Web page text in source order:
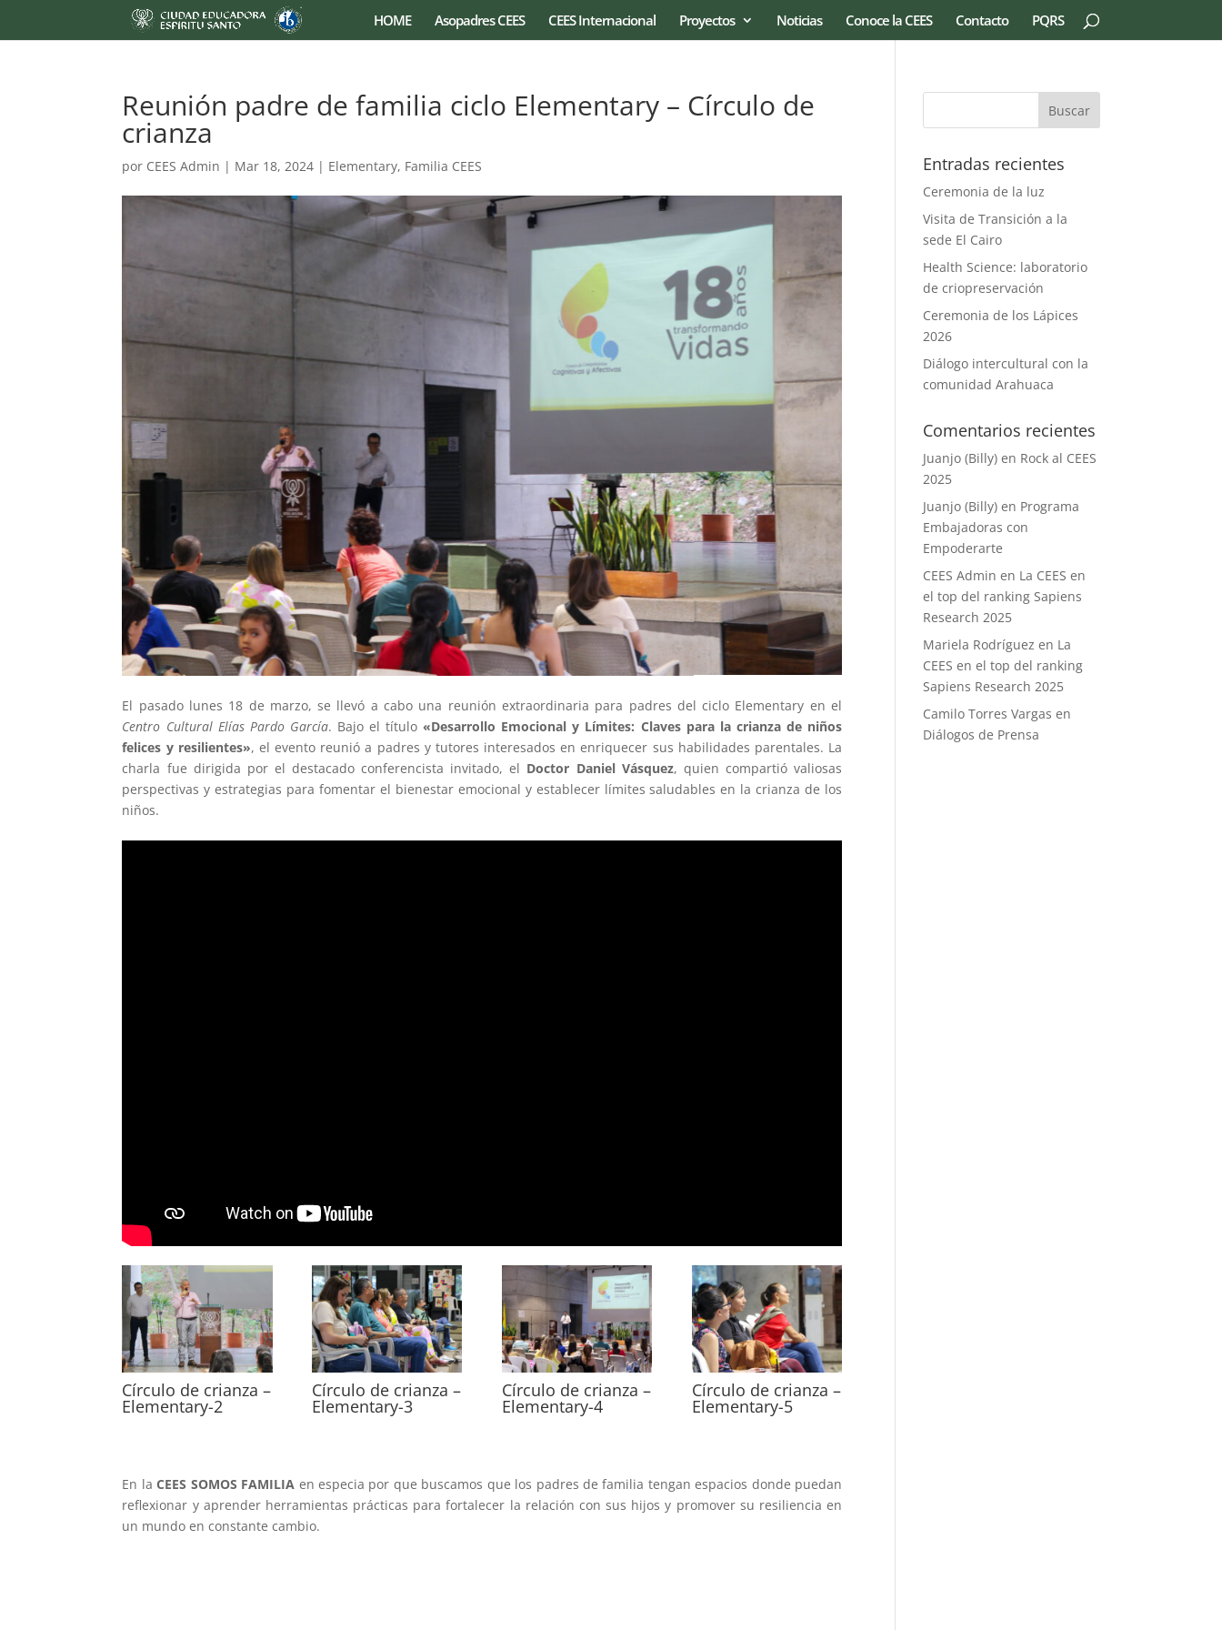
HOME Asopadres CEES CEES Internacional Proyectos Noticias Conoce la CEES Contacto PQRS
Reunión padre de familia ciclo Elementary – Círculo de
crianza
por CEES Admin | Mar 18, 2024 | Elementary, Familia CEES
El pasado lunes 18 de marzo, se llevó a cabo una reunión extraordinaria para padres del ciclo Elementary en el
Centro Cultural Elías Pardo García. Bajo el título «Desarrollo Emocional y Límites: Claves para la crianza de niños
felices y resilientes», el evento reunió a padres y tutores interesados en enriquecer sus habilidades parentales. La
charla fue dirigida por el destacado conferencista invitado, el Doctor Daniel Vásquez, quien compartió valiosas
perspectivas y estrategias para fomentar el bienestar emocional y establecer límites saludables en la crianza de los
niños.
Círculo de crianza –
Elementary-2
Círculo de crianza –
Elementary-3
Círculo de crianza –
Elementary-4
Círculo de crianza –
Elementary-5
En laCEES SOMOS FAMILIA en especia por que buscamos que los padres de familia tengan espacios donde puedan
reflexionar y aprender herramientas prácticas para fortalecer la relación con sus hijos y promover su resiliencia en
un mundo en constante cambio.
Entradas recientes
Ceremonia de la luz
Visita de Transición a la
sede El Cairo
Health Science: laboratorio
de criopreservación
Ceremonia de los Lápices
2026
Diálogo intercultural con la
comunidad Arahuaca
Comentarios recientes
Juanjo (Billy) en Rock al CEES
2025
Juanjo (Billy) en Programa
Embajadoras con
Empoderarte
CEES Admin en La CEES en
el top del ranking Sapiens
Research 2025
Mariela Rodríguez en La
CEES en el top del ranking
Sapiens Research 2025
Camilo Torres Vargas en
Diálogos de Prensa